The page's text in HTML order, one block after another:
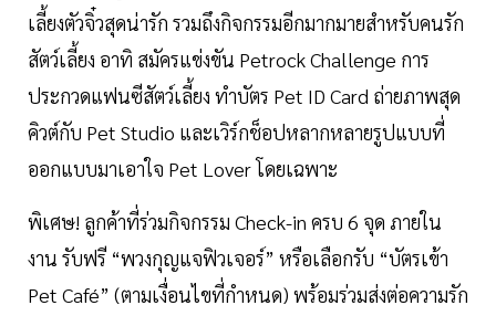
เลี้ยงตัวจิ๋วสุดน่ารัก รวมถึงกิจกรรมอีกมากมายสำหรับคนรัก
สัตว์เลี้ยง อาทิ สมัครแข่งขัน Petrock Challenge การ
ประกวดแฟนซีสัตว์เลี้ยง ทำบัตร Pet ID Card ถ่ายภาพสุด
คิวต์กับ Pet Studio และเวิร์กช็อปหลากหลายรูปแบบที่
ออกแบบมาเอาใจ Pet Lover โดยเฉพาะ
พิเศษ! ลูกค้าที่ร่วมกิจกรรม Check-in ครบ 6 จุด ภายใน
งาน รับฟรี “พวงกุญแจฟิวเจอร์” หรือเลือกรับ “บัตรเข้า
Pet Café” (ตามเงื่อนไขที่กำหนด) พร้อมร่วมส่งต่อความรัก